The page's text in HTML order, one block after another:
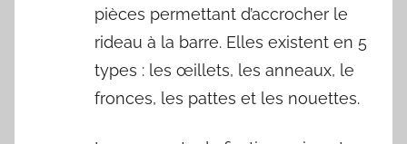
pièces permettant d’accrocher le
rideau à la barre. Elles existent en 5
types : les œillets, les anneaux, le
fronces, les pattes et les nouettes.